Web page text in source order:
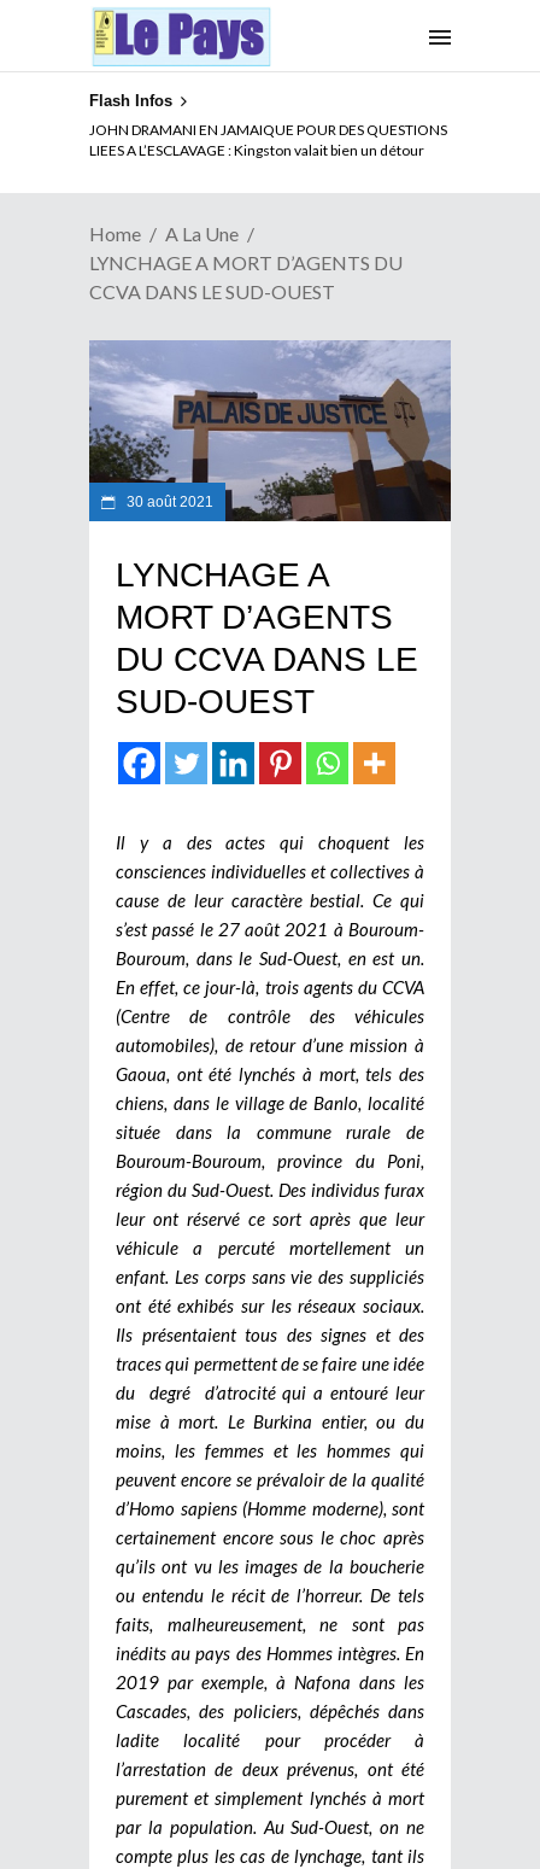
Flash Infos
ELECTION DE TALON A LA TETE DU SENAT BENINOIS :
Quand Patrice quitte le pouvoir sans partir !
Home
A La Une
LYNCHAGE A MORT D’AGENTS DU
CCVA DANS LE SUD-OUEST
30 août 2021
LYNCHAGE A
MORT D’AGENTS
DU CCVA DANS LE
SUD-OUEST
Il y a des actes qui choquent les
consciences individuelles et collectives à
cause de leur caractère bestial. Ce qui
s’est passé le 27 août 2021 à Bouroum-
Bouroum, dans le Sud-Ouest, en est un.
En effet, ce jour-là, trois agents du CCVA
(Centre de contrôle des véhicules
automobiles), de retour d’une mission à
Gaoua, ont été lynchés à mort, tels des
chiens, dans le village de Banlo, localité
située dans la commune rurale de
Bouroum-Bouroum, province du Poni,
région du Sud-Ouest. Des individus furax
leur ont réservé ce sort après que leur
véhicule a percuté mortellement un
enfant. Les corps sans vie des suppliciés
ont été exhibés sur les réseaux sociaux.
Ils présentaient tous des signes et des
traces qui permettent de se faire une idée
du degré d’atrocité qui a entouré leur
mise à mort. Le Burkina entier, ou du
moins, les femmes et les hommes qui
peuvent encore se prévaloir de la qualité
d’Homo sapiens (Homme moderne), sont
certainement encore sous le choc après
qu’ils ont vu les images de la boucherie
ou entendu le récit de l’horreur. De tels
faits, malheureusement, ne sont pas
inédits au pays des Hommes intègres. En
2019 par exemple, à Nafona dans les
Cascades, des policiers, dépêchés dans
ladite localité pour procéder à
l’arrestation de deux prévenus, ont été
purement et simplement lynchés à mort
par la population. Au Sud-Ouest, on ne
compte plus les cas de lynchage, tant ils